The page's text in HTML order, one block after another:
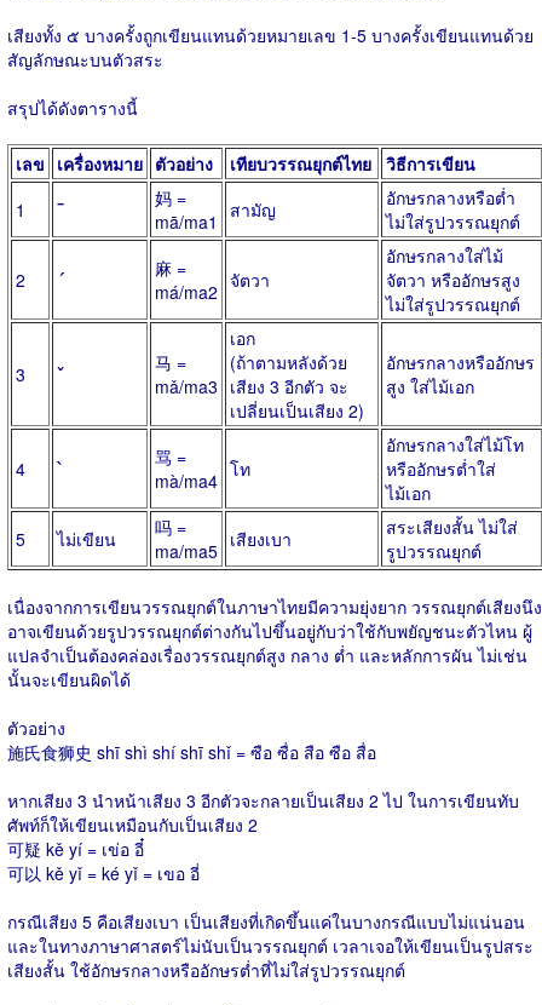
เสียงทั้ง ๕ บางครั้งถูกเขียนแทนด้วยหมายเลข 1-5 บางครั้งเขียนแทนด้วย
สัญลักษณะบนตัวสระ
สรุปได้ดังตารางนี้
เลข เครื่องหมาย ตัวอย่าง เทียบวรรณยุกต์ไทย วิธีการเขียน
1
¯
妈 =
mā/ma1
สามัญ
อักษรกลางหรือต่ำ
ไม่ใส่รูปวรรณยุกต์
2 ´
麻 =
má/ma2 จัตวา
อักษรกลางใส่ไม้
จัตวา หรืออักษรสูง
ไม่ใส่รูปวรรณยุกต์
3 ˇ
马 =
mǎ/ma3
เอก
(ถ้าตามหลังด้วย
เสียง 3 อีกตัว จะ
เปลี่ยนเป็นเสียง 2)
อักษรกลางหรืออักษร
สูง ใส่ไม้เอก
4 `
骂 =
mà/ma4 โท
อักษรกลางใส่ไม้โท
หรืออักษรต่ำใส่
ไม้เอก
5
ไม่เขียน
吗 =
ma/ma5 เสียงเบา
สระเสียงสั้น ไม่ใส่
รูปวรรณยุกต์
เนื่องจากการเขียนวรรณยุกต์ในภาษาไทยมีความยุ่งยาก วรรณยุกต์เสียงนึง
อาจเขียนด้วยรูปวรรณยุกต์ต่างกันไปขึ้นอยู่กับว่าใช้กับพยัญชนะตัวไหน ผู้
แปลจำเป็นต้องคล่องเรื่องวรรณยุกต์สูง กลาง ต่ำ และหลักการผัน ไม่เช่น
นั้นจะเขียนผิดได้
ตัวอย่าง
施氏食狮史 shī shì shí shī shǐ = ซือ ซื่อ สือ ซือ สื่อ
หากเสียง 3 นำหน้าเสียง 3 อีกตัวจะกลายเป็นเสียง 2 ไป ในการเขียนทับ
ศัพท์ก็ให้เขียนเหมือนกับเป็นเสียง 2
可疑 kě yí = เข่อ อี๋
可以 kě yǐ = ké yǐ = เขอ อี่
กรณีเสียง 5 คือเสียงเบา เป็นเสียงที่เกิดขึ้นแค่ในบางกรณีแบบไม่แน่นอน
และในทางภาษาศาสตร์ไม่นับเป็นวรรณยุกต์ เวลาเจอให้เขียนเป็นรูปสระ
เสียงสั้น ใช้อักษรกลางหรืออักษรต่ำที่ไม่ใส่รูปวรรณยุกต์